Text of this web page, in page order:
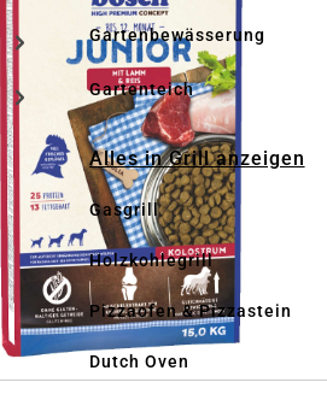
Gartenbewässerung
Gartenteich
Alles in Grill anzeigen
Gasgrill
Holzkohlegrill
Pizzaofen & Pizzastein
Dutch Oven